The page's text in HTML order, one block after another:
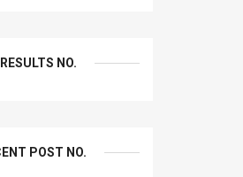
NO.
POST NO.